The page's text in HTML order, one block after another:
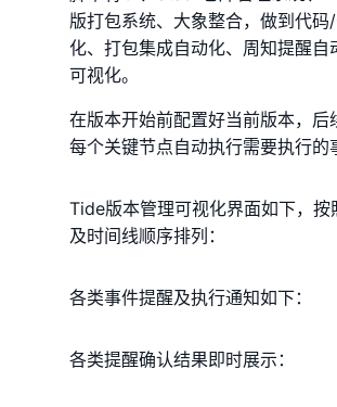
版打包系统、大象整合，做到代码
化、打包集成自动化、周知提醒自
可视化。
在版本开始前配置好当前版本，后
每个关键节点自动执行需要执行的
Tide版本管理可视化界面如下，按
及时间线顺序排列：
各类事件提醒及执行通知如下：
各类提醒确认结果即时展示：